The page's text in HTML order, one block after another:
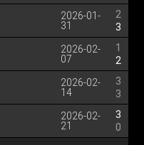
2026-01-
31
2
3
2026-02-
07
1
2
2026-02-
14
3
3
2026-02-
21
3
0